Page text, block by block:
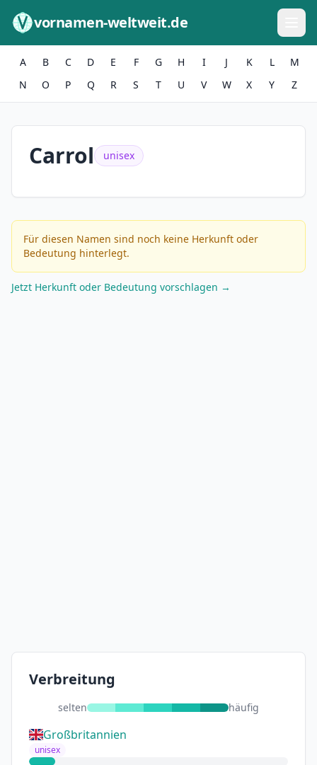
vornamen-weltweit.de
A B C D E F G H I J K L
M
N
O P Q R S T U V W X Y Z
Carrol unisex
Für diesen Namen sind noch keine Herkunft oder
Bedeutung hinterlegt.
Jetzt Herkunft oder Bedeutung vorschlagen →
Verbreitung
selten häufig
Großbritannien
unisex